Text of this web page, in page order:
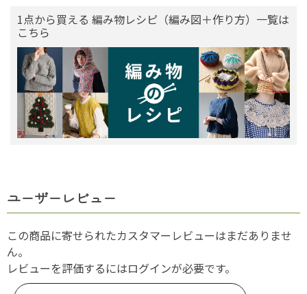
1点から買える 編み物レシピ（編み図＋作り方）一覧は
こちら
ユーザーレビュー
この商品に寄せられたカスタマーレビューはまだありませ
ん。
レビューを評価するにはログインが必要です。